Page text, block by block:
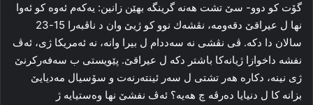
گۆت كو دوو- سێ تشت هه‌نه‌ گرینگه‌ بھێن زانین: یه‌که‌م ئەوە كو ئەوا
نھا ل عیراقێ دقەومە، نڤشەك نوو كو ژیێ وان د ناڤبەرا 15-23
سالان دا دكە. ڤی نڤشی نه‌ سەددام ل بیرا وانه‌، نه‌ ئەمریکا ژی، ئه‌ڤ
نفشه‌ داخوازا ژیانه‌کا باشتر دکه‌ ل عیراقێ. پێویستی ب سه‌فه‌رکرنێ
ژی نینه‌، دکارە هه‌ر تشتی ل سه‌ر ئینته‌رنه‌ت و سۆسیال مه‌دیایێ
بزانە كا ل دنیایا ده‌رڤه‌ چ هه‌یه‌؟ ئه‌ڤ نفشێ نها وه‌ستیایه‌ ژ